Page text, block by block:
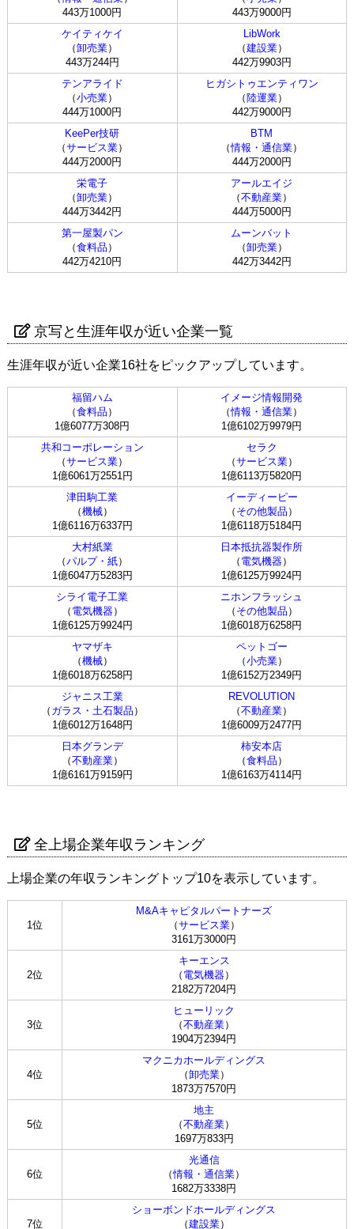
443万1000円
443万9000円
ケイティケイ
（卸売業）
443万244円
LibWork
（建設業）
442万9903円
テンアライド
（小売業）
444万1000円
ヒガシトゥエンティワン
（ 陸運業）
442万9000円
KeePer技研
（サービス業）
444万2000円
BTM
（情報・通信業）
444万2000円
栄電子
（卸売業）
444万3442円
アールエイジ
（不動産業）
444万5000円
第一屋製パン
（食料品 ）
442万4210円
ムーンバット
（卸売業）
442万3442円
京写と生涯年収が近い企業一覧
生涯年収が近い企業16社をピックアップしています。
福留ハム
（食料品 ）
1億6077万308円
イメージ情報開発
（情報・通信業）
1億6102万9979円
共和コーポレーション
（サービス業）
1億6061万2551円
セラク
（サービス業）
1億6113万5820円
津田駒工業
（機械）
1億6116万6337円
イーディーピー
（ その他製品 ）
1億6118万5184円
大村紙業
（パルプ・紙）
1億6047万5283円
日本抵抗器製作所
（ 電気機器）
1億6125万9924円
シライ電子工業
（ 電気機器）
1億6125万9924円
ニホンフラッシュ
（ その他製品 ）
1億6018万6258円
ヤマザキ
（機械）
1億6018万6258円
ペットゴー
（小売業）
1億6152万2349円
ジャニス工業
（ ガラス・土石製品 ）
1億6012万1648円
REVOLUTION
（不動産業）
1億6009万2477円
日本グランデ
（不動産業）
1億6161万9159円
柿安本店
（食料品 ）
1億6163万4114円
全上場企業年収ランキング
上場企業の年収ランキングトップ10を表示しています。
1位
M&Aキャピタルパートナーズ
（サービス業）
3161万3000円
2位
キーエンス
（ 電気機器）
2182万7204円
3位
ヒューリック
（不動産業）
1904万2394円
4位
マクニカホールディングス
（卸売業）
1873万7570円
5位
地主
（不動産業）
1697万833円
6位
光通信
（情報・通信業）
1682万3338円
7位
ショーボンドホールディングス
（建設業）